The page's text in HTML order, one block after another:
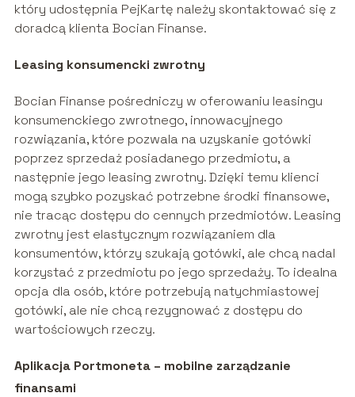
który udostępnia PejKartę należy skontaktować się z
doradcą klienta Bocian Finanse.
Leasing konsumencki zwrotny
Bocian Finanse pośredniczy w oferowaniu leasingu
konsumenckiego zwrotnego, innowacyjnego
rozwiązania, które pozwala na uzyskanie gotówki
poprzez sprzedaż posiadanego przedmiotu, a
następnie jego leasing zwrotny. Dzięki temu klienci
mogą szybko pozyskać potrzebne środki finansowe,
nie tracąc dostępu do cennych przedmiotów. Leasing
zwrotny jest elastycznym rozwiązaniem dla
konsumentów, którzy szukają gotówki, ale chcą nadal
korzystać z przedmiotu po jego sprzedaży. To idealna
opcja dla osób, które potrzebują natychmiastowej
gotówki, ale nie chcą rezygnować z dostępu do
wartościowych rzeczy.
Aplikacja Portmoneta – mobilne zarządzanie
finansami